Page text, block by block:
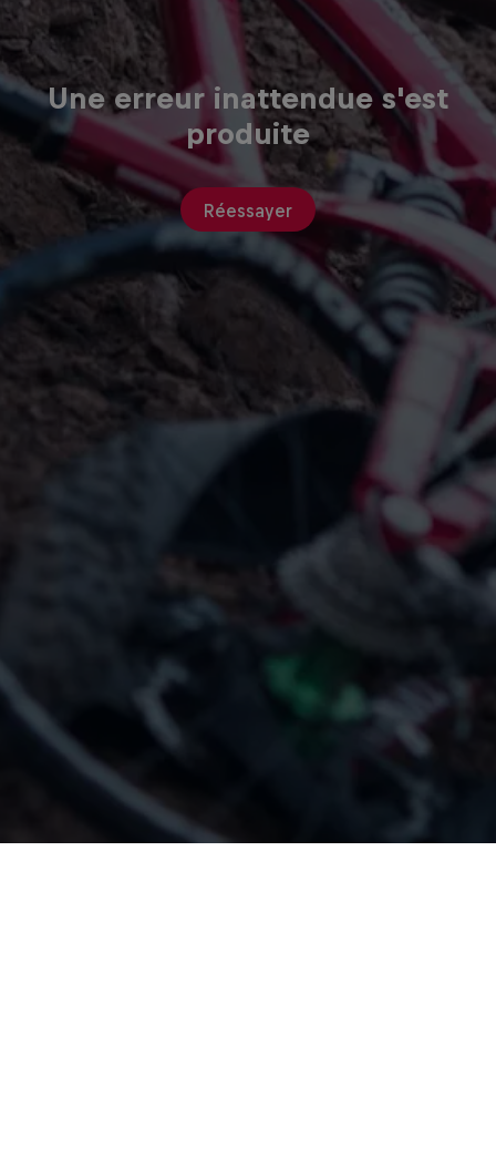
Une erreur inattendue s'est
produite
Réessayer